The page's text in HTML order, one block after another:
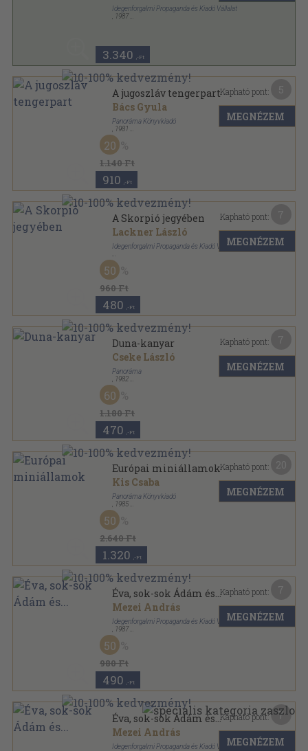
Idegenforgalmi Propaganda és Kiadó Vállalat
1987
3.340 ,-Ft
A jugoszláv tengerpart
Bács Gyula
Panoráma Könyvkiadó
1981
Könyvkötői kötés
Panoráma külföldi útikönyvek sorozat
1.140 Ft
20
910 ,-Ft
Kapható pont:
MEGNÉZEM
A Skorpió jegyében
Lackner László
Idegenforgalmi Propaganda és Kiadó Vállalat
Ragasztott papírkötés
960 Ft
50
480 ,-Ft
Kapható pont:
MEGNÉZEM
Duna-kanyar
Cseke László
Panoráma
1982
Fűzött kemény papírkötés
Panoráma "mini" útikönyvek sorozat
1.180 Ft
60
470 ,-Ft
Kapható pont:
MEGNÉZEM
Európai miniállamok
Kis Csaba
Panoráma Könyvkiadó
1985
Vászon
Panoráma útikönyvek sorozat
2.640 Ft
50
1.320 ,-Ft
Kapható pont:
MEGNÉZEM
Éva, sok-sok Ádám és...
Mezei András
Idegenforgalmi Propaganda és Kiadó Vállalat
1987
Ragasztott papírkötés
980 Ft
50
490 ,-Ft
Kapható pont:
MEGNÉZEM
Éva, sok-sok Ádám és...
Mezei András
Idegenforgalmi Propaganda és Kiadó Vállalat
Kapható pont: 7
MEGNÉZEM